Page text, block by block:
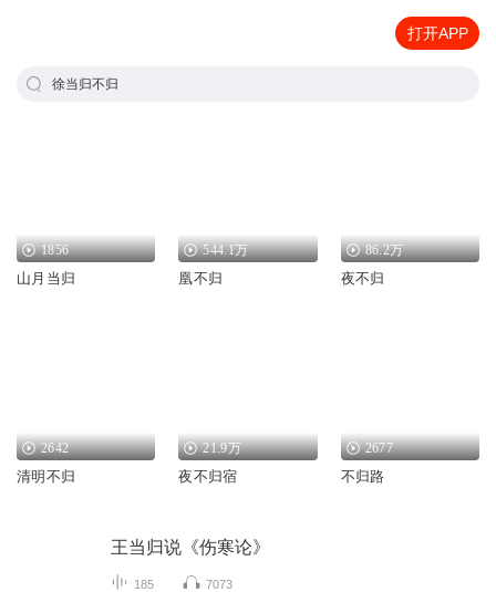
打开APP
徐当归不归
1856
山月当归
544.1万
凰不归
86.2万
夜不归
2642
清明不归
21.9万
夜不归宿
2677
不归路
王当归说《伤寒论》
185 7073